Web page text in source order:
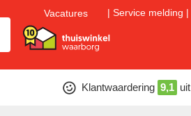
Vacatures Service melding
Klantwaardering 9,1 uit